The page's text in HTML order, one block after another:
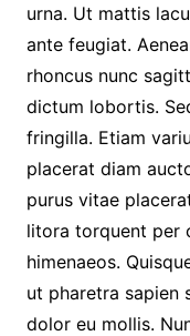
urna. Ut mattis
ante feugiat.
rhoncus nunc
dictum lobortis.
fringilla. Etiam
placerat diam
purus vitae
litora torquent per
himenaeos.
ut pharetra sapien
dolor eu mollis.